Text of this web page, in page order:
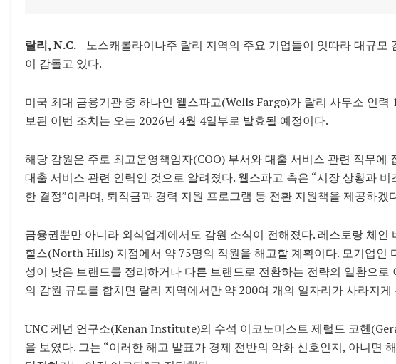
랄리, N.C.—노스캐롤라이나주 랄리 지역의 주요 기업들이 잇따라 대규모
이 감돌고 있다.
미국 최대 금융기관 중 하나인 웰스파고(Wells Fargo)가 랄리 사무소 인
보된 이번 조치는 오는 2026년 4월 4일부로 발효될 예정이다.
해당 감원은 주로 최고운영책임자(COO) 부서와 대출 서비스 관련 직무에
대출 서비스 관련 인력인 것으로 알려졌다. 웰스파고 측은 “시장 상황과
한 결정”이라며, 퇴직금과 경력 지원 프로그램 등 전환 지원책을 제공하겠
금융권뿐만 아니라 외식업계에서도 감원 소식이 전해졌다. 레스토랑 체인
힐스(North Hills) 지점에서 약 75명의 직원을 해고할 계획이다. 모기업인
성이 낮은 브랜드를 정리하거나 다른 브랜드로 전환하는 전략의 일환으로
의 감원 규모를 합치면 랄리 지역에서만 약 200여 개의 일자리가 사라지게
UNC 케넌 연구소(Kenan Institute)의 수석 이코노미스트 제럴드 코헨
을 보였다. 그는 “이러한 해고 발표가 경제 전반의 악화 신호인지, 아니면